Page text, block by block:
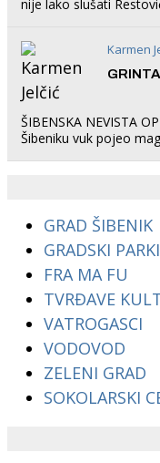
nije lako slušati
Karmen
ŠIBENSKA NEVISTA
Šibeniku vuk pojeo
GRAD ŠIBENIK
GRADSKI
FRA MA FU
TVRĐAVE
VATROGASCI
VODOVOD
ZELENI GRAD
SOKOLARSKI